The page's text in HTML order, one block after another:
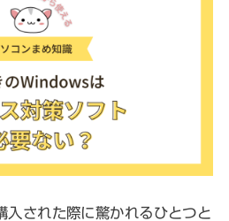
入された際に驚かれるひとつと